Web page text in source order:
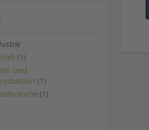
(1)
und
(1)
(1)